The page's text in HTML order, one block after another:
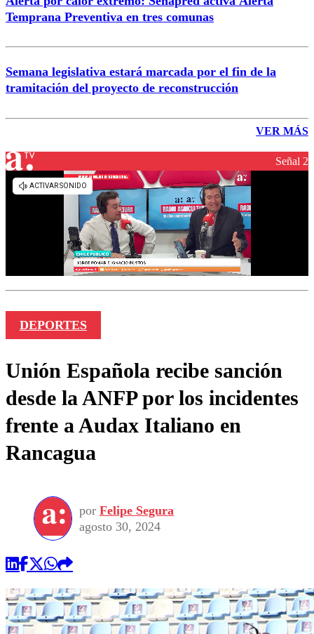
Temprana Preventiva en tres comunas
Semana legislativa estará marcada por el fin de la
tramitación del proyecto de reconstrucción
VER MÁS
Señal 2
DEPORTES
Unión Española recibe sanción
desde la ANFP por los incidentes
frente a Audax Italiano en
Rancagua
por Felipe Segura
agosto 30, 2024